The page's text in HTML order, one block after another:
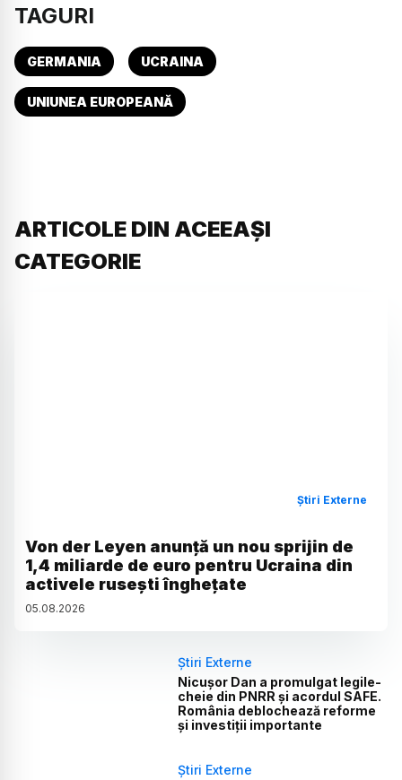
TAGURI
GERMANIA UCRAINA
UNIUNEA EUROPEANĂ
ARTICOLE DIN ACEEAȘI
CATEGORIE
Știri Externe
Von der Leyen anunță un nou sprijin de
1,4 miliarde de euro pentru Ucraina din
activele rusești înghețate
05.08.2026
Știri Externe
Nicușor Dan a promulgat legile-
cheie din PNRR și acordul SAFE.
România deblochează reforme
și investiții importante
Știri Externe